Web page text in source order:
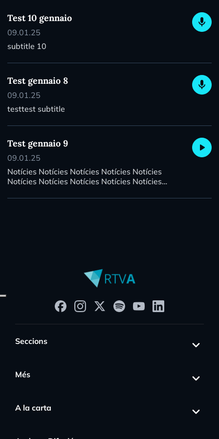
Test 10 gennaio
09.01.25
subtitle 10
mic
Test gennaio 8
09.01.25
testtest subtitle
mic
Test gennaio 9
09.01.25
Notícies Notícies Notícies Notícies Notícies
Notícies Notícies Notícies Notícies Notícies
play_arrow
Seccions
Més
A la carta